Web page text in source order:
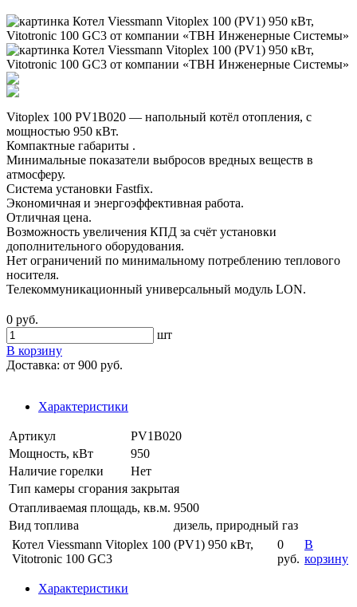
Vitoplex 100 PV1B020 — напольный котёл отопления, с
мощностью 950 кВт.
Компактные габариты .
Минимальные показатели выбросов вредных веществ в
атмосферу.
Система установки Fastfix.
Экономичная и энергоэффективная работа.
Отличная цена.
Возможность увеличения КПД за счёт установки
дополнительного оборудования.
Нет ограничений по минимальному потреблению теплового
носителя.
Телекоммуникационный универсальный модуль LON.
0 руб.
шт
В корзину
Доставка: от 900 руб.
Характеристики
Артикул
PV1B020
Мощность, кВт
950
Наличие горелки
Нет
Тип камеры сгорания закрытая
Отапливаемая площадь, кв.м. 9500
Вид топлива
дизель, природный газ
Котел Viessmann Vitoplex 100 (PV1) 950 кВт,
Vitotronic 100 GC3
0
руб.
В
корзину
Характеристики